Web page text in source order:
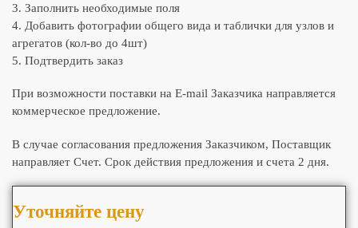
3. Заполнить необходимые поля
4. Добавить фотографии общего вида и таблички для узлов и
агрегатов (кол-во до 4шт)
5. Подтвердить заказ
При возможности поставки на E-mail Заказчика направляется
коммерческое предложение.
В случае согласования предложения Заказчиком, Поставщик
направляет Счет. Срок действия предложения и счета 2 дня.
Уточняйте цену